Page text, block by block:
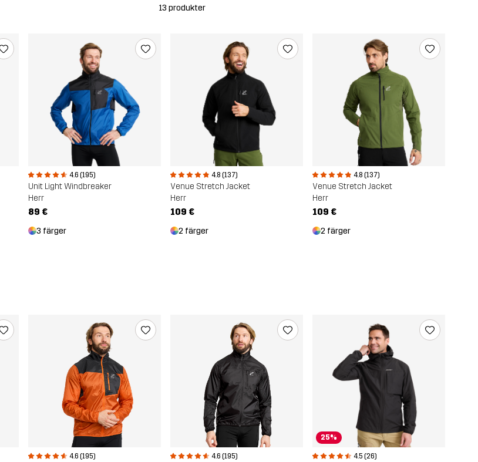
13 produkter
4.6 (195)
Unit Light Windbreaker
Herr
89 €
3 färger
4.8 (137)
Venue Stretch Jacket
Herr
109 €
2 färger
4.8 (137)
Venue Stretch Jacket
Herr
109 €
2 färger
4.6 (195) 4.6 (195)
25%
4.5 (26)